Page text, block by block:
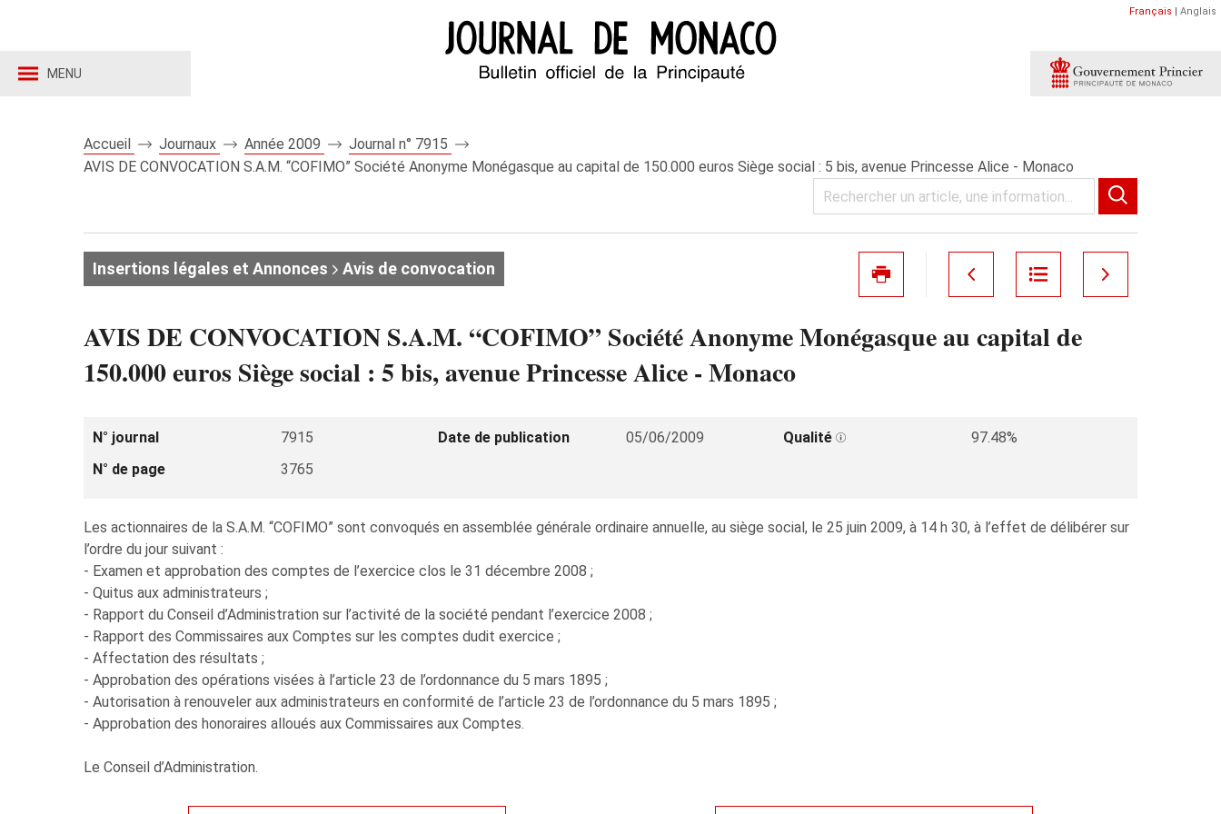
MENU
Français | Anglais
Accueil Journaux Année 2009
Journal n° 7915
AVIS DE CONVOCATION S.A.M. “COFIMO” Société Anonyme Monégasque au capital de 150.000 euros Siège social : 5 bis, avenue Princesse Alice - Monaco
Insertions légales et Annonces Avis de convocation
AVIS DE CONVOCATION S.A.M. “COFIMO” Société Anonyme Monégasque au capital de
150.000 euros Siège social : 5 bis, avenue Princesse Alice - Monaco
N° journal 7915 Date de publication 05/06/2009 Qualité
97.48%
N° de page
3765
Les actionnaires de la S.A.M. “COFIMO” sont convoqués en assemblée générale ordinaire annuelle, au siège social, le 25 juin 2009, à 14 h 30, à l’effet de délibérer sur
l’ordre du jour suivant :
- Examen et approbation des comptes de l’exercice clos le 31 décembre 2008 ;
- Quitus aux administrateurs ;
- Rapport du Conseil d’Administration sur l’activité de la société pendant l’exercice 2008 ;
- Rapport des Commissaires aux Comptes sur les comptes dudit exercice ;
- Affectation des résultats ;
- Approbation des opérations visées à l’article 23 de l’ordonnance du 5 mars 1895 ;
- Autorisation à renouveler aux administrateurs en conformité de l’article 23 de l’ordonnance du 5 mars 1895 ;
- Approbation des honoraires alloués aux Commissaires aux Comptes.
Le Conseil d’Administration.